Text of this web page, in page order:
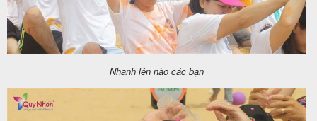
Nhanh lên nào các bạn